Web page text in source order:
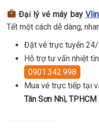
Đại lý vé máy bay
Tết một cách dễ dàng,
Đặt vé trực tuyến
Hỗ trợ tư vấn nhiệt
0901.342.998
Mua vé trực tiếp tại
Tân Sơn Nhì, TPHCM